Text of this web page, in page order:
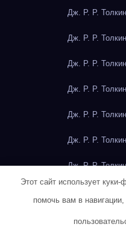
Дж. Р. Р.
Дж. Р. Р.
Дж. Р. Р.
Дж. Р. Р.
Дж. Р. Р.
Дж. Р. Р.
Дж. Р. Р.
Дж. Р. Р.
Этот сайт использует
помочь вам в